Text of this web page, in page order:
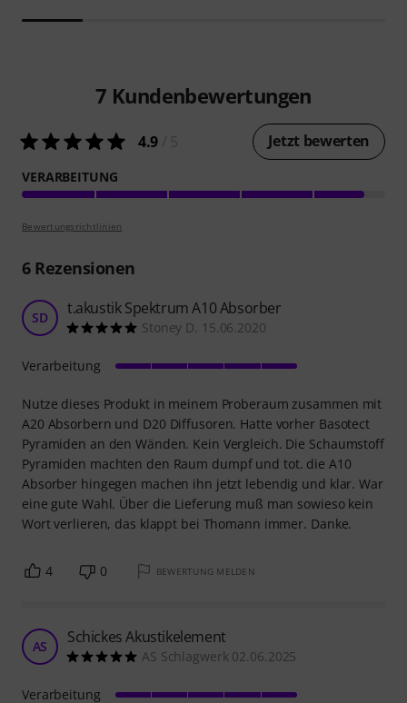
7 Kundenbewertungen
4.9 Jetzt bewerten
VERARBEITUNG
Bewertungsrichtlinien
6Rezensionen
SD t.akustik Spektrum A10 Absorber
Stoney D. 15.06.2020
Nutze dieses Produkt in meinem Proberaum zusammen mit
A20 Absorbern und D20 Diffusoren. Hatte vorher Basotect
Pyramiden an den Wänden. Kein Vergleich. Die Schaumstoff
Pyramiden machten den Raum dumpf und tot. die A10
Absorber hingegen machen ihn jetzt lebendig und klar. War
eine gute Wahl. Über die Lieferung muß man sowieso kein
Wort verlieren, das klappt bei Thomann immer. Danke.
Verarbeitung
4 0 BEWERTUNG MELDEN
AS Schickes Akustikelement
AS Schlagwerk 02.06.2025
Verarbeitung